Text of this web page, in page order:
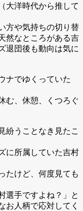
大洋時代から推して
方や気持ちの切り替
然なところがある吉
退団後も動向は気に
ナでゆくっていた
む、休憩、くつろぐ
紛うことなき見たこ
に所属していた吉村
たけど、何度見ても
選手ですよね？」と
お人柄で応対してく